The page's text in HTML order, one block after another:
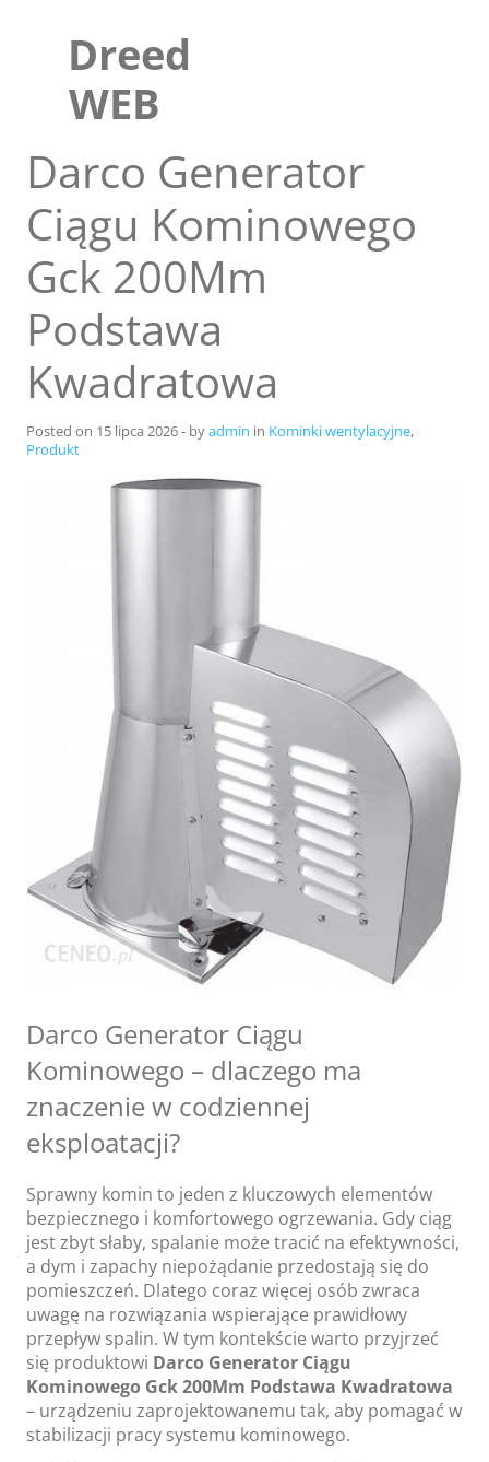
Dreed
WEB
Sklep
Darco Generator
Ciągu Kominowego
Gck 200Mm
Podstawa
Kwadratowa
Posted on 15 lipca 2026- byadmin in Kominki wentylacyjne,
Produkt
Darco Generator Ciągu
Kominowego – dlaczego ma
znaczenie w codziennej
eksploatacji?
Sprawny komin to jeden z kluczowych elementów
bezpiecznego i komfortowego ogrzewania. Gdy ciąg
jest zbyt słaby, spalanie może tracić na efektywności,
a dym i zapachy niepożądanie przedostają się do
pomieszczeń. Dlatego coraz więcej osób zwraca
uwagę na rozwiązania wspierające prawidłowy
przepływ spalin. W tym kontekście warto przyjrzeć
się produktowi Darco Generator Ciągu
Kominowego Gck 200Mm Podstawa Kwadratowa
– urządzeniu zaprojektowanemu tak, aby pomagać w
stabilizacji pracy systemu kominowego.